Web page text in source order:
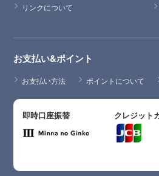
リンクについて
お支払い&ポイント
お支払い方法 ポイントについて
即時口座振替 クレジット